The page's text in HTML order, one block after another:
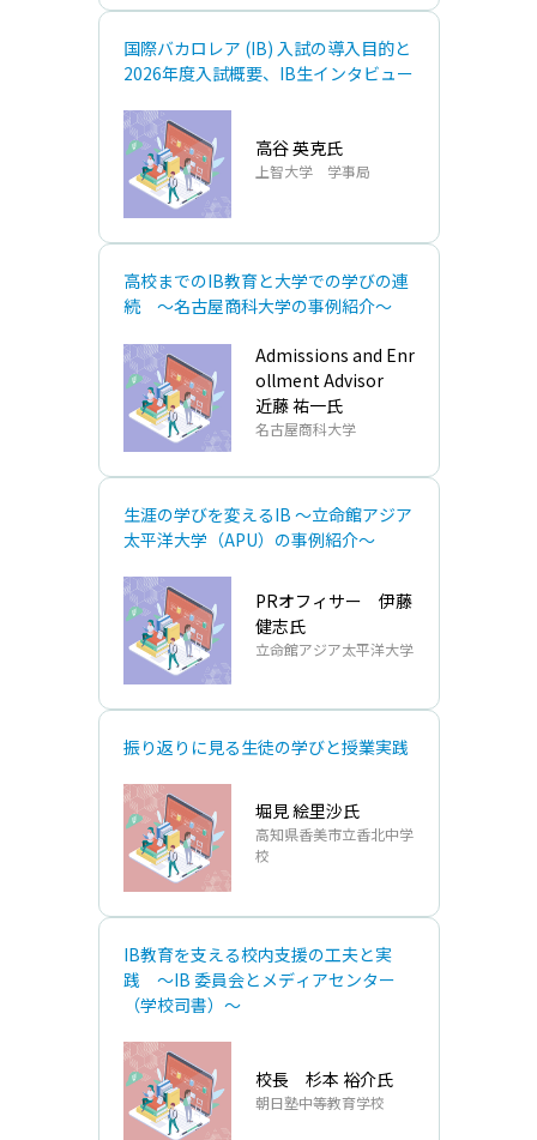
国際バカロレア (IB) ⼊試の導⼊⽬的と
2026年度⼊試概要、IB⽣インタビュー
⾼⾕ 英克氏
上智⼤学 学事局
⾼校までのIB教育と⼤学での学びの連
続 〜名古屋商科⼤学の事例紹介～
Admissions and Enr
ollment Advisor
近藤 祐⼀氏
名古屋商科⼤学
⽣涯の学びを変えるIB 〜⽴命館アジア
太平洋⼤学（APU）の事例紹介～
PRオフィサー 伊藤
健志氏
⽴命館アジア太平洋⼤学
振り返りに⾒る⽣徒の学びと授業実践
堀⾒ 絵⾥沙氏
⾼知県⾹美市⽴⾹北中学
校
IB教育を⽀える校内⽀援の⼯夫と実
践 ～IB 委員会とメディアセンター
（学校司書）～
校⻑ 杉本 裕介氏
朝⽇塾中等教育学校